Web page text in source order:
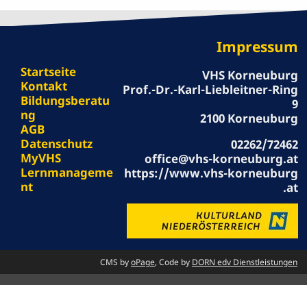
Startseite
Kontakt
Bildungsberatu
ng
AGB
Datenschutz
MyVHS
Lernmanageme
nt
Impressum
VHS Korneuburg
Prof.-Dr.-Karl-Liebleitner-Ring
9
2100 Korneuburg
02262/72462
office@vhs-korneuburg.at
https://www.vhs-korneuburg
.at
CMS byoPage, Code by DORN edv Dienstleistungen